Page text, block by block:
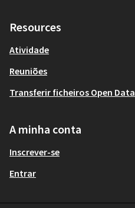
Resources
Atividade
Reuniões
Transferir ficheiros Open Data
A minha conta
Inscrever-se
Entrar